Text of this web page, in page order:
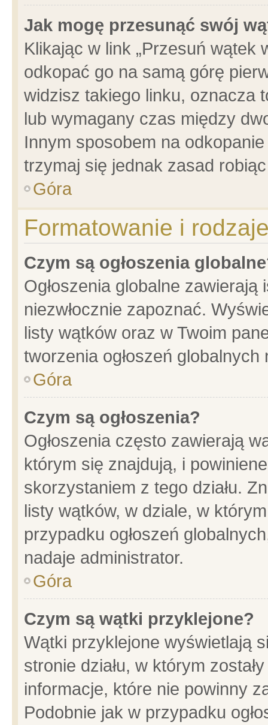
Jak mogę przesunąć swój
Klikając w link „Przesuń wątek
odkopać go na samą górę
widzisz takiego linku, oznacza
lub wymagany czas między
Innym sposobem na
trzymaj się jednak zasad
Góra
Formatowanie i
Czym są ogłoszenia
Ogłoszenia globalne
niezwłocznie zapoznać.
listy wątków oraz w Twoim
tworzenia ogłoszeń
Góra
Czym są ogłoszenia?
Ogłoszenia często zawierają
którym się znajdują, i
skorzystaniem z tego działu.
listy wątków, w dziale, w
przypadku ogłoszeń
nadaje administrator.
Góra
Czym są wątki przyklejone?
Wątki przyklejone wyświetlają
stronie działu, w którym
informacje, które nie powinny
Podobnie jak w przypadku